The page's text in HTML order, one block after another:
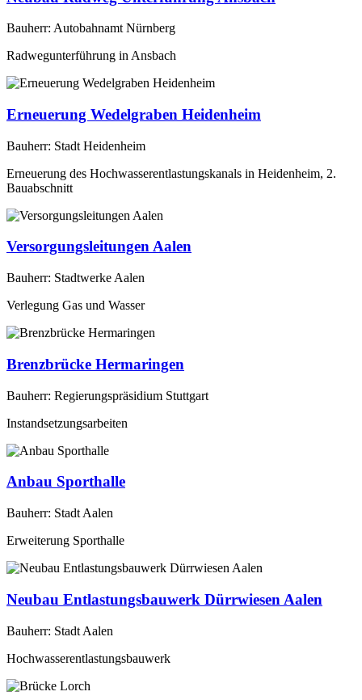
Bauherr: Autobahnamt Nürnberg
Radwegunterführung in Ansbach
Erneuerung Wedelgraben Heidenheim
Bauherr: Stadt Heidenheim
Erneuerung des Hochwasserentlastungskanals in Heidenheim, 2.
Bauabschnitt
Versorgungsleitungen Aalen
Bauherr: Stadtwerke Aalen
Verlegung Gas und Wasser
Brenzbrücke Hermaringen
Bauherr: Regierungspräsidium Stuttgart
Instandsetzungsarbeiten
Anbau Sporthalle
Bauherr: Stadt Aalen
Erweiterung Sporthalle
Neubau Entlastungsbauwerk Dürrwiesen Aalen
Bauherr: Stadt Aalen
Hochwasserentlastungsbauwerk